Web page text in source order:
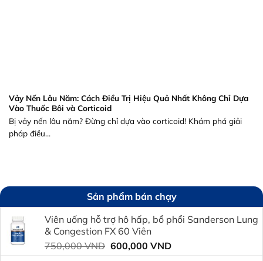
Vảy Nến Lâu Năm: Cách Điều Trị Hiệu Quả Nhất Không Chỉ Dựa
Vào Thuốc Bôi và Corticoid
Bị vảy nến lâu năm? Đừng chỉ dựa vào corticoid! Khám phá giải
pháp điều...
Sản phẩm bán chạy
Viên uống hỗ trợ hô hấp, bổ phổi Sanderson Lung
& Congestion FX 60 Viên
750,000VND Giá
600,000 VNDGiá